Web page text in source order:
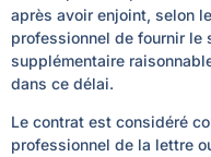
après avoir enjoint, selon
professionnel de fournir le
supplémentaire
dans ce délai.
Le contrat est considéré
professionnel de la lettre